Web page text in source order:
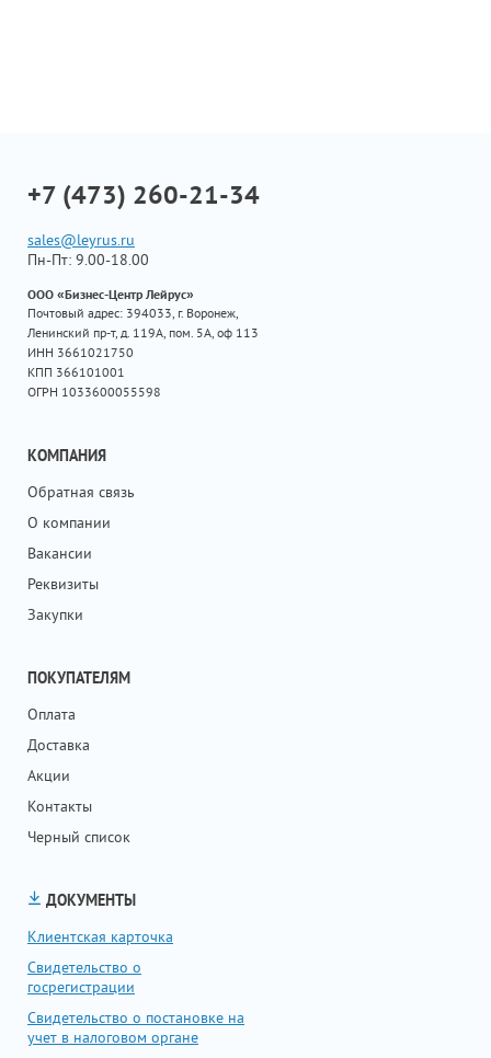
+7 (473) 260-21-34
sales@leyrus.ru
Пн-Пт: 9.00-18.00
ООО «Бизнес-Центр Лейрус»
Почтовый адрес: 394033, г. Воронеж,
Ленинский пр-т, д. 119А, пом. 5А, оф 113
ИНН 3661021750
КПП 366101001
ОГРН 1033600055598
КОМПАНИЯ
Обратная связь
О компании
Вакансии
Реквизиты
Закупки
ПОКУПАТЕЛЯМ
Оплата
Доставка
Акции
Контакты
Черный список
ДОКУМЕНТЫ
Клиентская карточка
Свидетельство о
госрегистрации
Свидетельство о постановке на
учет в налоговом органе